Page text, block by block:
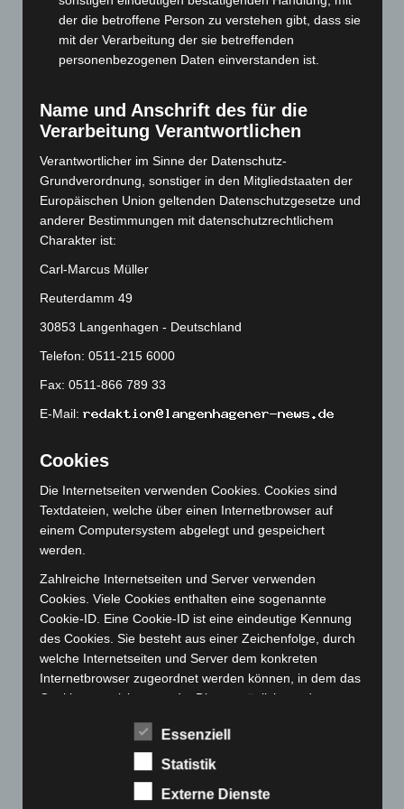
Februar 2024(103)
Januar 2024 (111)
Dezember 2023
(130)
November 2023(130)
Oktober 2023(114)
September 2023
(133)
August 2023(134)
Juli 2023(118)
Juni 2023(142)
Mai 2023
(139)
April 2023
(155)
Oktober 2022
August 2022(166)
Juli 2022(133)
Juni 2022
Mai 2022(177)
April 2022(198)
März 2022(221)
Februar 2022(189)
Januar 2022
(190)
(204)
(215)
(171)
(180)
der die betroffene Person zu verstehen gibt, dass sie
mit der Verarbeitung der sie betreffenden
personenbezogenen Daten einverstanden ist.
Name und Anschrift des für die
Verarbeitung Verantwortlichen
Verantwortlicher im Sinne der Datenschutz-
Grundverordnung, sonstiger in den Mitgliedstaaten der
Europäischen Union geltenden Datenschutzgesetze und
anderer Bestimmungen mit datenschutzrechtlichem
Charakter ist:
Carl-Marcus Müller
Reuterdamm 49
30853 Langenhagen - Deutschland
Telefon: 0511-215 6000
Fax: 0511-866 789 33
E-Mail:
Cookies
Die Internetseiten verwenden Cookies. Cookies sind
Textdateien, welche über einen Internetbrowser auf
einem Computersystem abgelegt und gespeichert
werden.
Zahlreiche Internetseiten und Server verwenden
Cookies. Viele Cookies enthalten eine sogenannte
Cookie-ID. Eine Cookie-ID ist eine eindeutige Kennung
des Cookies. Sie besteht aus einer Zeichenfolge, durch
welche Internetseiten und Server dem konkreten
Internetbrowser zugeordnet werden können, in dem das
Cookie gespeichert wurde. Dies ermöglicht es den
Browser der betroffenen Person von anderen
Internetbrowsern, die andere Cookies enthalten, zu
über die eindeutige Cookie-ID wiedererkannt und
Essenziell
Statistik
Externe Dienste